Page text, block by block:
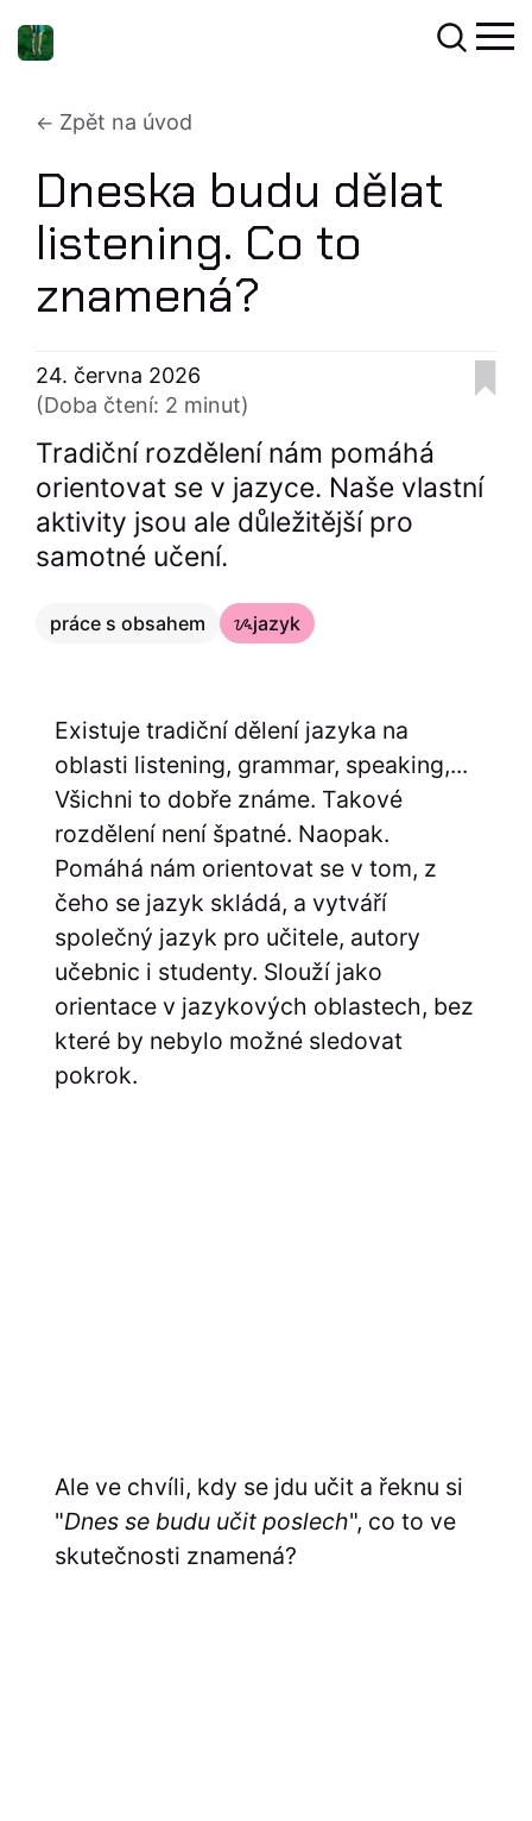
Zpět na úvod
Dneska budu dělat
listening. Co to
znamená?
24. června 2026
(Doba čtení: 2 minut)
Tradiční rozdělení nám pomáhá
orientovat se v jazyce. Naše vlastní
aktivity jsou ale důležitější pro
samotné učení.
práce s obsahem ᝰjazyk
Existuje tradiční dělení jazyka na
oblasti listening, grammar, speaking,...
Všichni to dobře známe. Takové
rozdělení není špatné. Naopak.
Pomáhá nám orientovat se v tom, z
čeho se jazyk skládá, a vytváří
společný jazyk pro učitele, autory
učebnic i studenty. Slouží jako
orientace v jazykových oblastech, bez
které by nebylo možné sledovat
pokrok.
Ale ve chvíli, kdy se jdu učit a řeknu si
"Dnes se budu učit poslech", co to ve
skutečnosti znamená?